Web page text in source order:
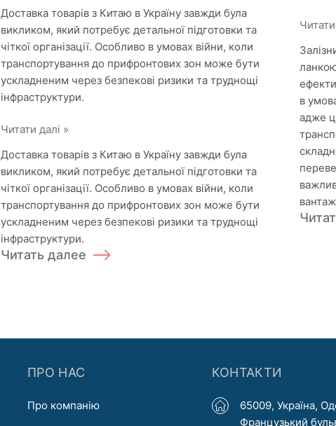
Доставка товарів з Китаю в Україну завжди була
викликом, який потребує детальної підготовки та
чіткої організації. Особливо в умовах війни, коли
транспортування до прифронтових зон може бути
ускладненим через безпекові ризики та труднощі
інфраструктури.
Морські
з
Китаю:
повний
цикл
від
виробника
до
Читати далі »
Доставка товарів з Китаю в Україну завжди була
викликом, який потребує детальної підготовки та
чіткої організації. Особливо в умовах війни, коли
транспортування до прифронтових зон може бути
ускладненим через безпекові ризики та труднощі
інфраструктури.
Читать далее
по
швидкі
та
надійні
в
адже
ПРО НАС
Про компанію
КОНТАКТИ
65009, Україна,
Французький